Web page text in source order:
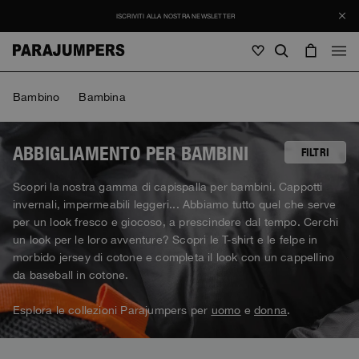
Uomo
Giacche
Piumini
Hybrids
Bomber
Maglieria
Vedi tutto
Borse & Zaini
Cappellini
Masterpiece
Icons
Invisible Cities
Donna
Vedi tutto
Giacche
Piumini
Hybrids
Vedi tutto
Borse & Zaini
Cappellini
Masterpiece
Icons
Bambino
SALDI
Vedi tutto
ISCRIVITI ALLA NOSTRA NEWSLETTER
Bambino Bambina
FILTRI
ABBIGLIAMENTO PER BAMBINI
Scopri la nostra gamma di capispalla per bambini. Cappotti
invernali, impermeabili leggeri... Abbiamo tutto quel che serve
per un look fresco e giocoso, a prescindere dal tempo. Cerchi
un look per le loro avventure? Scopri le T-shirt e le felpe in
morbido jersey di cotone e completa il look con un cappellino
da baseball in cotone.
Esplora le collezioni Parajumpers per uomo edonna.